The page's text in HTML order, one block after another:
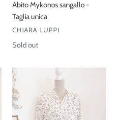
Abito Mykonos sangallo -
Taglia unica
VENDOR
CHIARA LUPPI
Regular
Sold out
Abito
Mykonos
-
Taglia